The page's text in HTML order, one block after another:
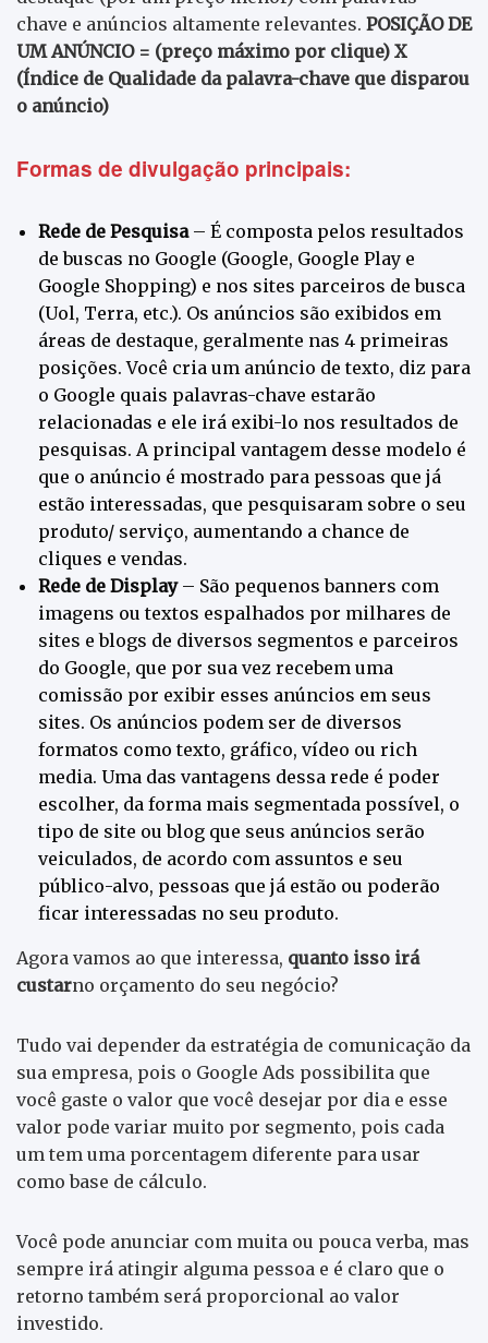
chave e anúncios altamente relevantes. POSIÇÃO DE
UM ANÚNCIO = (preço máximo por clique) X
(Índice de Qualidade da palavra-chave que disparou
o anúncio)
Formas de divulgação principais:
Rede de Pesquisa– É composta pelos resultados
de buscas no Google (Google, Google Play e
Google Shopping) e nos sites parceiros de busca
(Uol, Terra, etc.). Os anúncios são exibidos em
áreas de destaque, geralmente nas 4 primeiras
posições. Você cria um anúncio de texto, diz para
o Google quais palavras-chave estarão
relacionadas e ele irá exibi-lo nos resultados de
pesquisas. A principal vantagem desse modelo é
que o anúncio é mostrado para pessoas que já
estão interessadas, que pesquisaram sobre o seu
produto/ serviço, aumentando a chance de
cliques e vendas.
Rede de Display– São pequenos banners com
imagens ou textos espalhados por milhares de
sites e blogs de diversos segmentos e parceiros
do Google, que por sua vez recebem uma
comissão por exibir esses anúncios em seus
sites. Os anúncios podem ser de diversos
formatos como texto, gráfico, vídeo ou rich
media. Uma das vantagens dessa rede é poder
escolher, da forma mais segmentada possível, o
tipo de site ou blog que seus anúncios serão
veiculados, de acordo com assuntos e seu
público-alvo, pessoas que já estão ou poderão
ficar interessadas no seu produto.
Agora vamos ao que interessa, quanto isso irá
custarno orçamento do seu negócio?
Tudo vai depender da estratégia de comunicação da
sua empresa, pois o Google Ads possibilita que
você gaste o valor que você desejar por dia e esse
valor pode variar muito por segmento, pois cada
um tem uma porcentagem diferente para usar
como base de cálculo.
Você pode anunciar com muita ou pouca verba, mas
sempre irá atingir alguma pessoa e é claro que o
retorno também será proporcional ao valor
investido.